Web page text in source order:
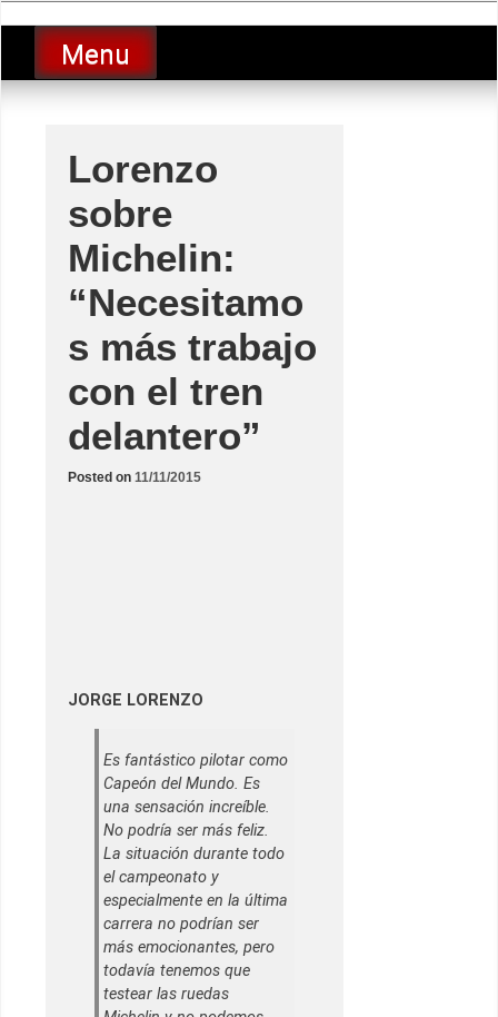
to
contentLucio Lopez GP
luciolopezgp
Menu
Lorenzo
sobre
Michelin:
“Necesitamo
s más trabajo
con el tren
delantero”
Posted on 11/11/2015
JORGE LORENZO
Es fantástico pilotar como
Capeón del Mundo. Es
una sensación increíble.
No podría ser más feliz.
La situación durante todo
el campeonato y
especialmente en la última
carrera no podrían ser
más emocionantes, pero
todavía tenemos que
testear las ruedas